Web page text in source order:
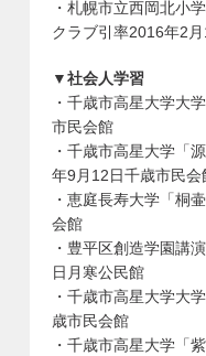
・札幌市立西岡北小
クラブ引率2016年2月
▼社会人学習
・千歳市高星大学大
市民会館
・千歳市高星大学「
年9月12日千歳市民会
・恵庭長寿大学「桐
会館
・豊平区創造学園講
日月寒公民館
・千歳市高星大学大
歳市民会館
・千歳市高星大学「